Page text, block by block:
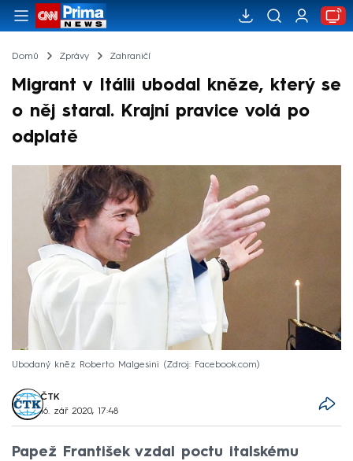
Domů Zprávy Zahraničí
Migrant v Itálii ubodal kněze, který se
o něj staral. Krajní pravice volá po
odplatě
Ubodaný kněz Roberto Malgesini Zdroj: Facebook.com
ČTK
16. zář 2020, 17:48
Papež František vzdal poctu italskému